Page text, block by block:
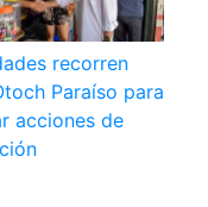
recorren
Paraíso para
acciones de